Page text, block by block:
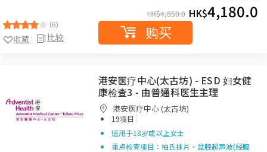
(6)
比较
收藏
HK$4,850.0 HK$4,180.0
购买
港安医疗中心(太古坊) - ESD 妇女健
康检查3 - 由普通科医生主理
港安医疗中心 (太古坊)
19项目 |
适用于18岁或以上女士
重点检查项目：柏氏抹片、盆腔超声波(经腹